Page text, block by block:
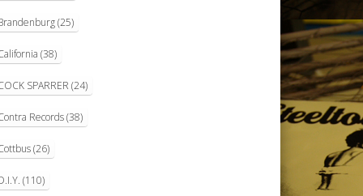
(25)
(38)
SPARRER (24)
Records(38)
(26)
(110)